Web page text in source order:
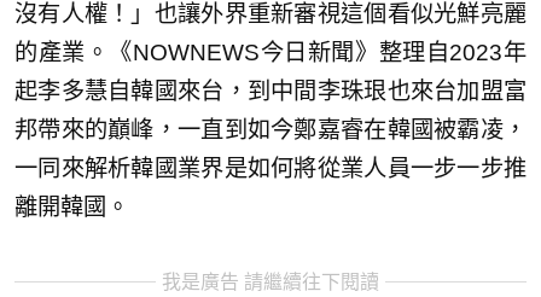
沒有人權！」也讓外界重新審視這個看似光鮮亮麗
的產業。《NOWNEWS今日新聞》整理自2023年
起李多慧自韓國來台，到中間李珠珢也來台加盟富
邦帶來的巔峰，一直到如今鄭嘉睿在韓國被霸凌，
一同來解析韓國業界是如何將從業人員一步一步推
離開韓國。
我是廣告 請繼續往下閱讀